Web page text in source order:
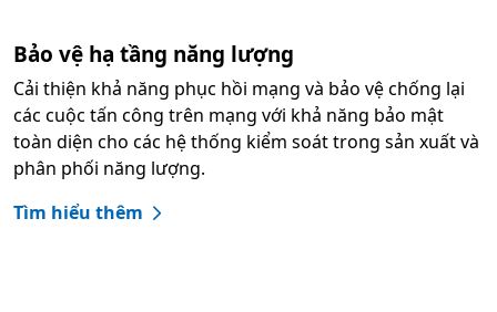
Bảo vệ hạ tầng năng lượng
Cải thiện khả năng phục hồi mạng và bảo vệ chống lại
các cuộc tấn công trên mạng với khả năng bảo mật
toàn diện cho các hệ thống kiểm soát trong sản xuất và
phân phối năng lượng.
Tìm hiểu thêm